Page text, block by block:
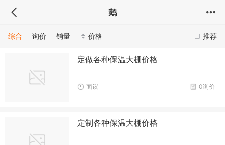
鹅
推荐
综合 询价 销量 价格
定做各种保温大棚价格
0询价
面议
定制各种保温大棚价格